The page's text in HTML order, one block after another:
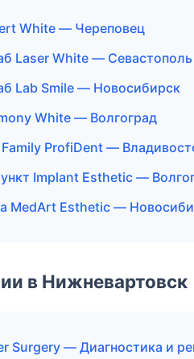
White — Череповец
Laser White — Севастополь
Lab Smile — Новосибирск
White — Волгоград
ProfiDent —
Implant Esthetic —
MedArt Esthetic —
в Нижневартовск
Surgery — Диагностика и